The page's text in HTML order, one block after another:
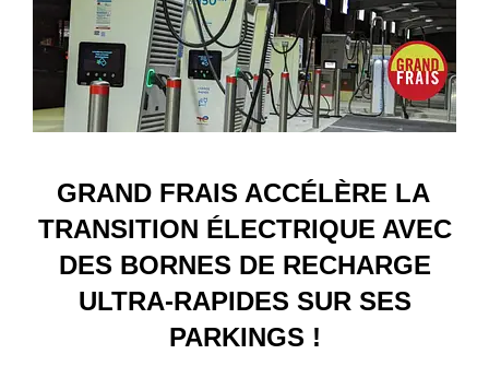
GRAND FRAIS ACCÉLÈRE LA
TRANSITION ÉLECTRIQUE AVEC
DES BORNES DE RECHARGE
ULTRA-RAPIDES SUR SES
PARKINGS !